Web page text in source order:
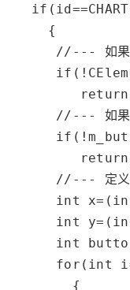
if (id==
{
//--- 如果
if
return
//--- 如果
if
return
//--- 定义
int x=(
int y=(
int
for ( int
{